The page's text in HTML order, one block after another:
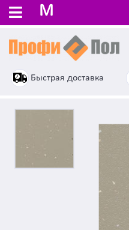
M
Быстрая доставка